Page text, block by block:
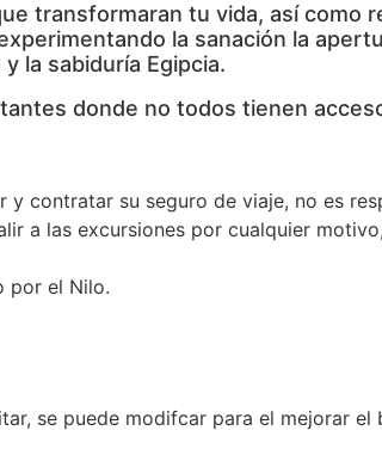
transformaran tu vida, así como
la sanación la
la sabiduría Egipcia.
donde no todos tienen
contratar su seguro de viaje, no es
a las excursiones por cualquier
por el Nilo.
se puede modifcar para el mejorar